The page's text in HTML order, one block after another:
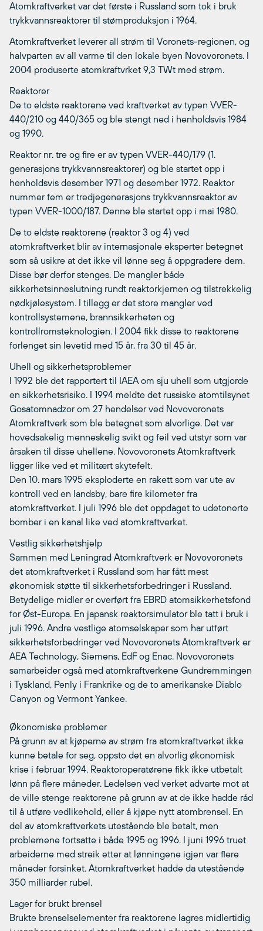
Atomkraftverket var det første i Russland som tok i bruk
trykkvannsreaktorer til stømproduksjon i 1964.
Atomkraftverket leverer all strøm til Voronets-regionen, og
halvparten av all varme til den lokale byen Novovoronets. I
2004 produserte atomkraftvrket 9,3 TWt med strøm.
Reaktorer
De to eldste reaktorene ved kraftverket av typen VVER-
440/210 og 440/365 og ble stengt ned i henholdsvis 1984
og 1990.
Reaktor nr. tre og fire er av typen VVER-440/179 (1.
generasjons trykkvannsreaktorer) og ble startet opp i
henholdsvis desember 1971 og desember 1972. Reaktor
nummer fem er tredjegenerasjons trykkvannsreaktor av
typen VVER-1000/187. Denne ble startet opp i mai 1980.
De to eldste reaktorene (reaktor 3 og 4) ved
atomkraftverket blir av internasjonale eksperter betegnet
som så usikre at det ikke vil lønne seg å oppgradere dem.
Disse bør derfor stenges. De mangler både
sikkerhetsinneslutning rundt reaktorkjernen og tilstrekkelig
nødkjølesystem. I tillegg er det store mangler ved
kontrollsystemene, brannsikkerheten og
kontrollromsteknologien. I 2004 fikk disse to reaktorene
forlenget sin levetid med 15 år, fra 30 til 45 år.
Uhell og sikkerhetsproblemer
I 1992 ble det rapportert til IAEA om sju uhell som utgjorde
en sikkerhetsrisiko. I 1994 meldte det russiske atomtilsynet
Gosatomnadzor om 27 hendelser ved Novovoronets
Atomkraftverk som ble betegnet som alvorlige. Det var
hovedsakelig menneskelig svikt og feil ved utstyr som var
årsaken til disse uhellene. Novovoronets Atomkraftverk
ligger like ved et militært skytefelt.
Den 10. mars 1995 eksploderte en rakett som var ute av
kontroll ved en landsby, bare fire kilometer fra
atomkraftverket. I juli 1996 ble det oppdaget to udetonerte
bomber i en kanal like ved atomkraftverket.
Vestlig sikkerhetshjelp
Sammen med Leningrad Atomkraftverk er Novovoronets
det atomkraftverket i Russland som har fått mest
økonomisk støtte til sikkerhetsforbedringer i Russland.
Betydelige midler er overført fra EBRD atomsikkerhetsfond
for Øst-Europa. En japansk reaktorsimulator ble tatt i bruk i
juli 1996. Andre vestlige atomselskaper som har utført
sikkerhets­forbedringer ved Novovoronets Atomkraftverk er
AEA Technology, Siemens, EdF og Enac. Novovoronets
samarbeider også med atomkraft­verkene Gundremmingen
i Tyskland, Penly i Frankrike og de to amerikanske Diablo
Canyon og Vermont Yankee.
Økonomiske problemer
På grunn av at kjøperne av strøm fra atomkraftverket ikke
kunne betale for seg, oppsto det en alvorlig økonomisk
krise i februar 1994. Reaktoroperatørene fikk ikke utbetalt
lønn på flere måneder. Ledelsen ved verket advarte mot at
de ville stenge reaktorene på grunn av at de ikke hadde råd
til å utføre vedlikehold, eller å kjøpe nytt atombrensel. En
del av atomkraftverkets utestående ble betalt, men
problemene fortsatte i både 1995 og 1996. I juni 1996 truet
arbeiderne med streik etter at lønningene igjen var flere
måneder forsinket. Atomkraftverket hadde da utestående
350 milliarder rubel.
Lager for brukt brensel
Brukte brenselselementer fra reaktorene lagres midlertidig